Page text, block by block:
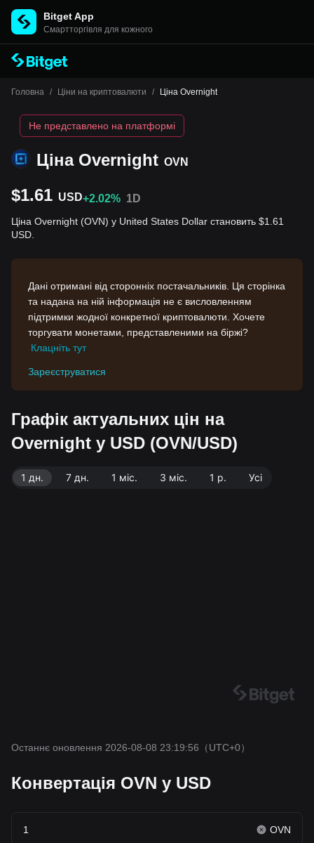
Bitget App
Cмартторгівля для кожного
Головна / Ціни на криптовалюти / Ціна Overnight
Ціна Overnight OVN
Не представлено на платформі
$1.61 USD+2.02% 1D
Ціна Overnight (OVN) у United States Dollar становить $1.61
USD.
Дані отримані від сторонніх постачальників. Ця сторінка
та надана на ній інформація не є висловленням
підтримки жодної конкретної криптовалюти. Хочете
торгувати монетами, представленими на біржі?
Клацніть тут
Зареєструватися
Графік актуальних цін на
Overnight у USD (OVN/USD)
1 дн. 7 дн. 1 міс. 3 міс. 1 р. Усі
Останнє оновлення 2026-08-08 23:19:56 （UTC+0）
Конвертація OVN у USD
OVN